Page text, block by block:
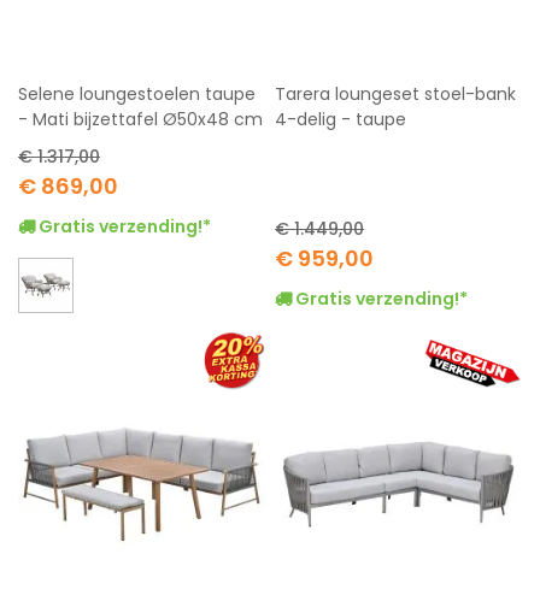
Selene loungestoelen taupe
- Mati bijzettafel Ø50x48 cm
Special
Price
€ 869,00
€ 1.317,00
Gratis verzending!*
Tarera loungeset stoel-bank
4-delig - taupe
Special
Price
€ 959,00
€ 1.449,00
Gratis verzending!*